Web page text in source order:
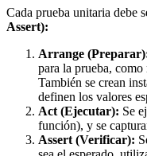
Cada prueba unitaria debe
Assert):
Arrange
para la prueba, como
También se crean
definen los valores
Act (Ejecutar): Se
función), y se
Assert (Verificar):